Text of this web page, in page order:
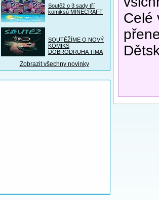
Soutěž o 3 sady tří
komiksů MINECRAFT
SOUTĚŽÍME O NOVÝ
KOMIKS
DOBRODRUHA TIMA
Zobrazit všechny novinky
Celé